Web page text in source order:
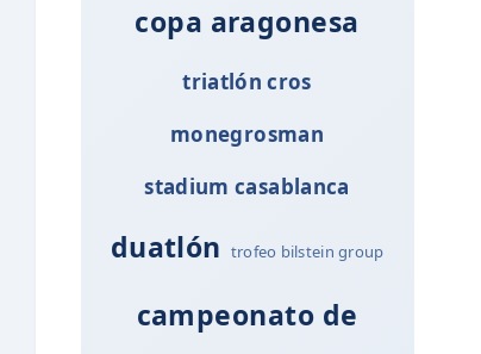
copa aragonesa
triatlón cros
monegrosman
stadium casablanca
duatlón trofeo bilstein group
campeonato de